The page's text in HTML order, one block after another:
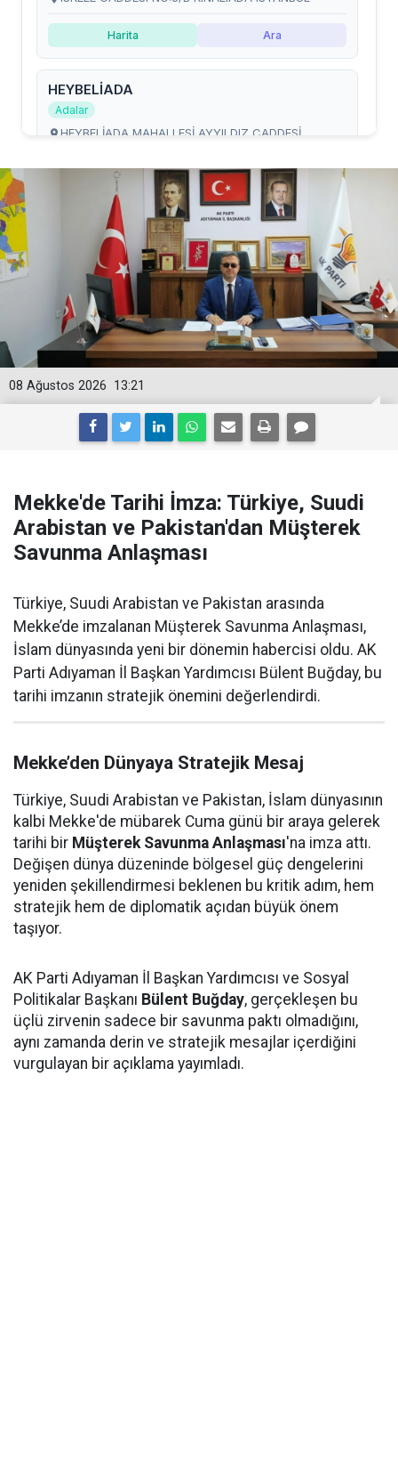
13:21
08 Ağustos 2026
Mekke'de Tarihi İmza: Türkiye, Suudi
Arabistan ve Pakistan'dan Müşterek
Savunma Anlaşması
Türkiye, Suudi Arabistan ve Pakistan arasında
Mekke’de imzalanan Müşterek Savunma Anlaşması,
İslam dünyasında yeni bir dönemin habercisi oldu. AK
Parti Adıyaman İl Başkan Yardımcısı Bülent Buğday, bu
tarihi imzanın stratejik önemini değerlendirdi.
Mekke’den Dünyaya Stratejik Mesaj
Türkiye, Suudi Arabistan ve Pakistan, İslam dünyasının
kalbi Mekke'de mübarek Cuma günü bir araya gelerek
tarihi bir Müşterek Savunma Anlaşması'na imza attı.
Değişen dünya düzeninde bölgesel güç dengelerini
yeniden şekillendirmesi beklenen bu kritik adım, hem
stratejik hem de diplomatik açıdan büyük önem
taşıyor.
AK Parti Adıyaman İl Başkan Yardımcısı ve Sosyal
Politikalar Başkanı Bülent Buğday, gerçekleşen bu
üçlü zirvenin sadece bir savunma paktı olmadığını,
aynı zamanda derin ve stratejik mesajlar içerdiğini
vurgulayan bir açıklama yayımladı.